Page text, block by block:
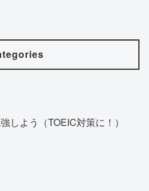
しよう（TOEIC対策に！）